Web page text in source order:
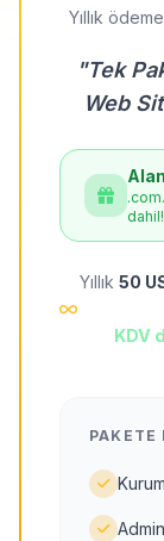
Yıllık
"Tek
Web
dahil!
Yıllık 50
KDV
PAKETE